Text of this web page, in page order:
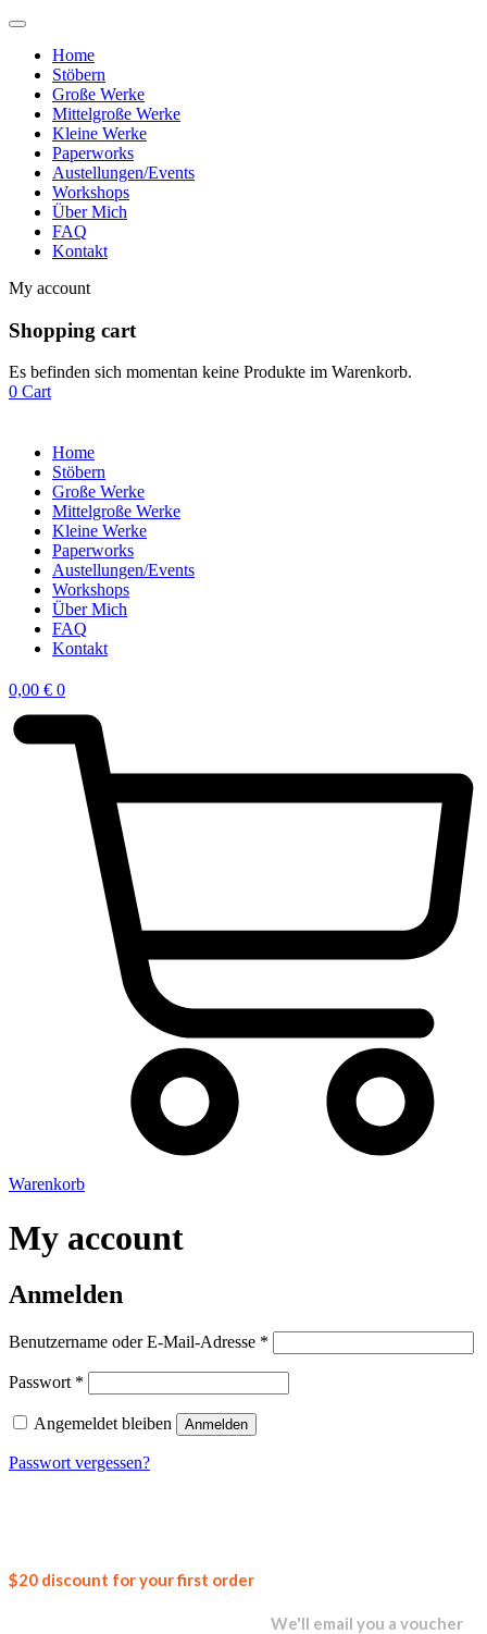
Home
Stöbern
Große Werke
Mittelgroße Werke
Kleine Werke
Paperworks
Austellungen/Events
Workshops
Über Mich
FAQ
Kontakt
My account
Shopping cart
Es befinden sich momentan keine Produkte im Warenkorb.
0 Cart
Home
Stöbern
Große Werke
Mittelgroße Werke
Kleine Werke
Paperworks
Austellungen/Events
Workshops
Über Mich
FAQ
Kontakt
0,00 € 0
Warenkorb
My account
Anmelden
Benutzername oder E-Mail-Adresse *
Passwort *
Angemeldet bleiben Anmelden
Passwort vergessen?
$20 discount for your first order
We'll email you a voucher